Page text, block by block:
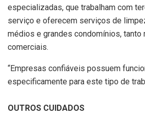
especializadas, que trabalham com
serviço e oferecem serviços de
médios e grandes condomínios, tanto
comerciais.
“Empresas confiáveis possuem
especificamente para este tipo de
OUTROS CUIDADOS